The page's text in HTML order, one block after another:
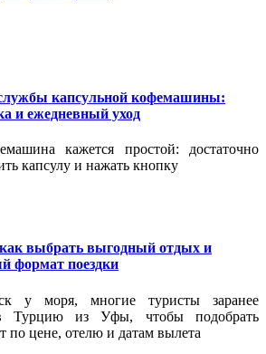
капсульной кофемашины:
и ежедневный уход
кажется простой: достаточно
капсулу и нажать кнопку
выбрать выгодный отдых и
формат поездки
у моря, многие туристы заранее
Турцию из Уфы, чтобы подобрать
по цене, отелю и датам вылета